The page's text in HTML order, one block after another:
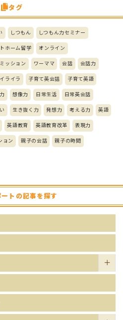
タグ
しつもん しつもん力セミナー
ホーム留学 オンライン
ミッション ワーママ 会話 会話力
ライラ 子育て英会話 子育て英語
想像力 日常生活 日常英会話
生き抜く力 発想力 考える力 英語
英語教育 英語教育改革 表現力
ョン 親子の会話 親子の時間
トの記事を探す